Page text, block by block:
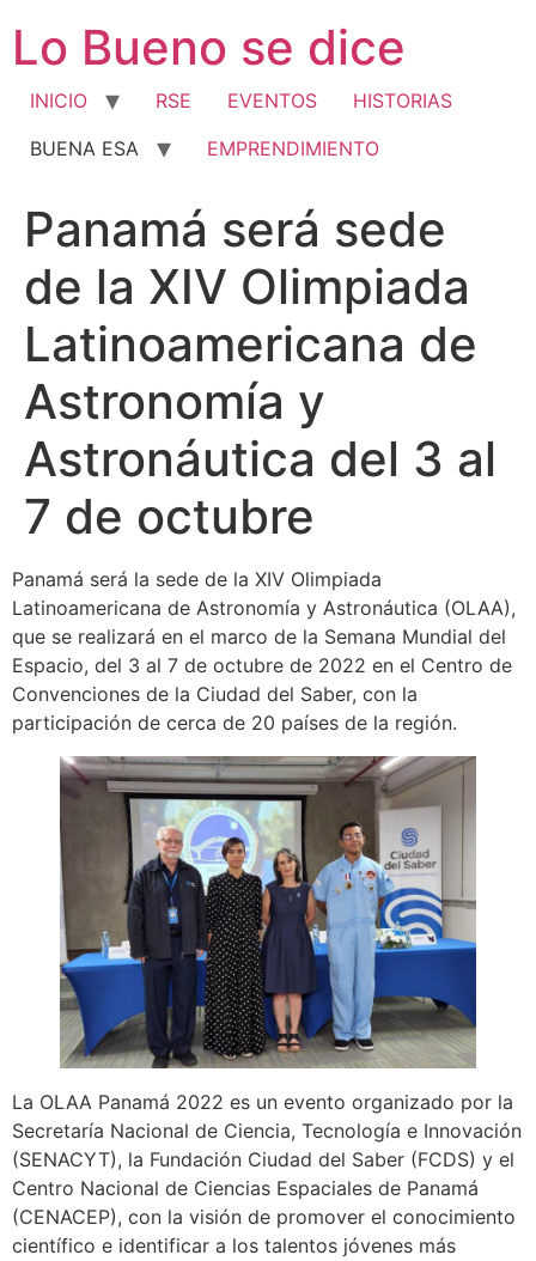
contenido
Lo Bueno se dice
INICIO RSE EVENTOS
HISTORIAS
BUENA ESA
EMPRENDIMIENTO
Panamá será sede
de la XIV Olimpiada
Latinoamericana de
Astronomía y
Astronáutica del 3 al
7 de octubre
Panamá será la sede de la XIV Olimpiada
Latinoamericana de Astronomía y Astronáutica (OLAA),
que se realizará en el marco de la Semana Mundial del
Espacio, del 3 al 7 de octubre de 2022 en el Centro de
Convenciones de la Ciudad del Saber, con la
participación de cerca de 20 países de la región.
La OLAA Panamá 2022 es un evento organizado por la
Secretaría Nacional de Ciencia, Tecnología e Innovación
(SENACYT), la Fundación Ciudad del Saber (FCDS) y el
Centro Nacional de Ciencias Espaciales de Panamá
(CENACEP), con la visión de promover el conocimiento
científico e identificar a los talentos jóvenes más